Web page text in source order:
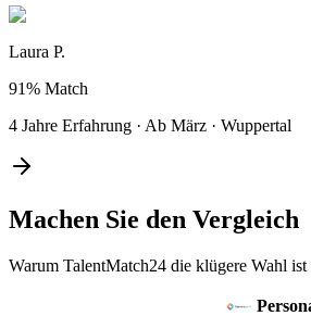
Laura P.
91% Match
4 Jahre Erfahrung · Ab März · Wuppertal
Machen Sie den Vergleich
Warum TalentMatch24 die klügere Wahl ist